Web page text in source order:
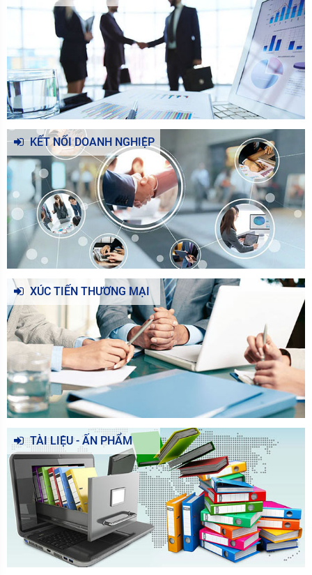
KẾT NỐI DOANH NGHIỆP
XÚC TIẾN THƯƠNG MẠI
TÀI LIỆU - ẤN PHẨM